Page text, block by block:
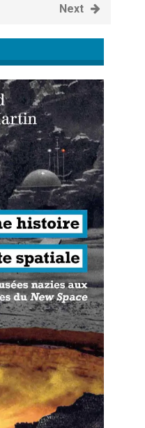
Next